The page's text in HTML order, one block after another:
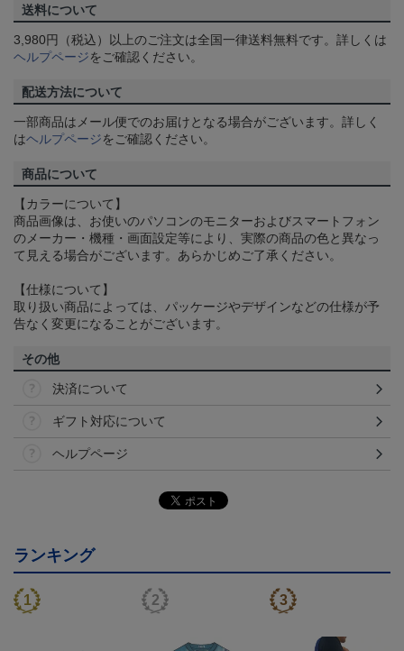
送料について
3,980円（税込）以上のご注文は全国一律送料無料です。詳しくは
ヘルプページをご確認ください。
配送方法について
一部商品はメール便でのお届けとなる場合がございます。詳しく
はヘルプページをご確認ください。
商品について
【カラーについて】
商品画像は、お使いのパソコンのモニターおよびスマートフォン
のメーカー・機種・画面設定等により、実際の商品の色と異なっ
て見える場合がございます。あらかじめご了承ください。
【仕様について】
取り扱い商品によっては、パッケージやデザインなどの仕様が予
告なく変更になることがございます。
その他
決済について
ギフト対応について
ヘルプページ
ランキング